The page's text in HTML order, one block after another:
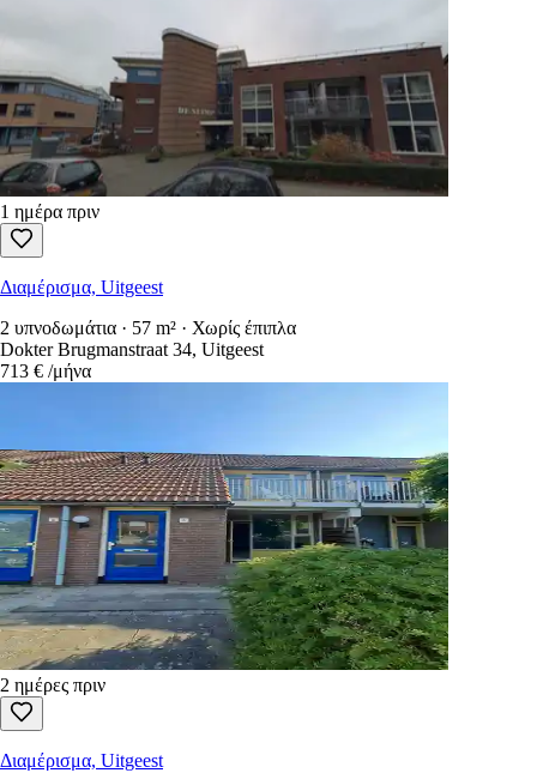
1 ημέρα πριν
Διαμέρισμα, Uitgeest
2 υπνοδωμάτια · 57 m² · Χωρίς έπιπλα
Dokter Brugmanstraat 34, Uitgeest
713 € /μήνα
2 ημέρες πριν
Διαμέρισμα, Uitgeest